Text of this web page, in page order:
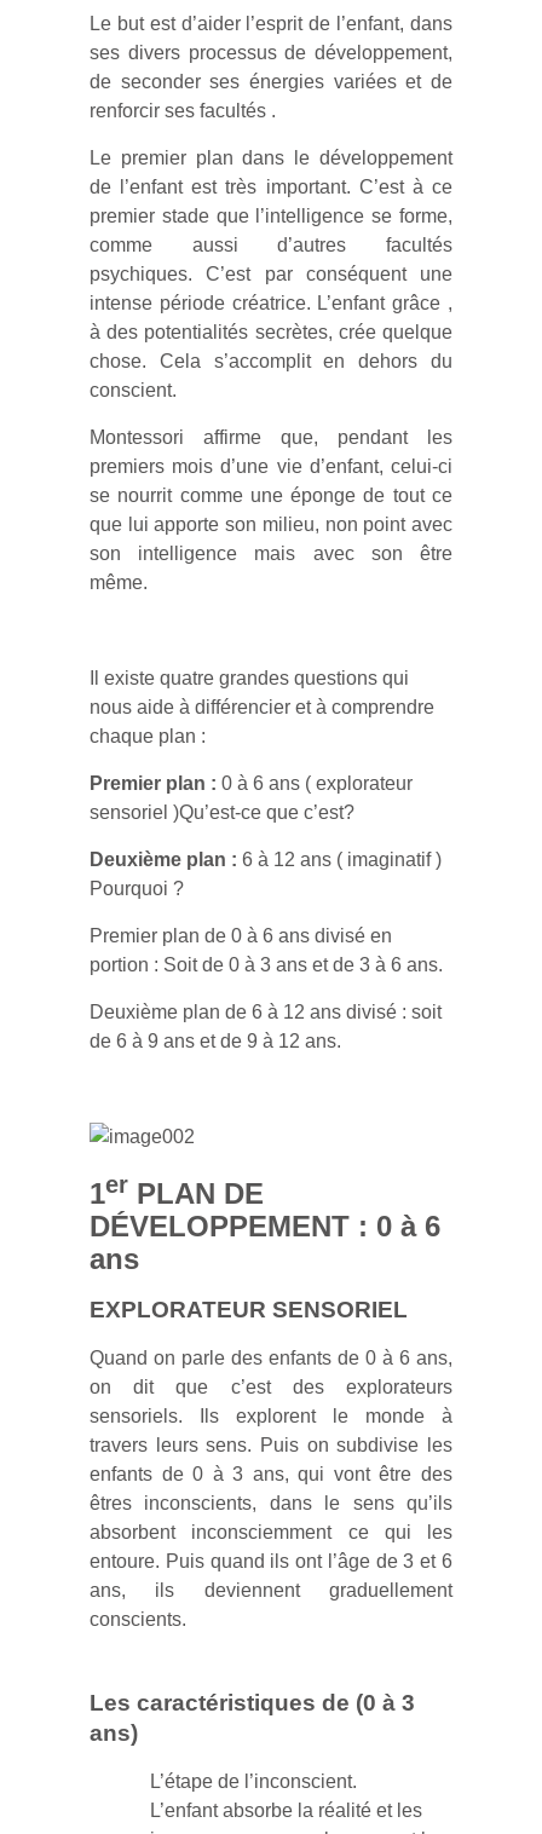
Le but est d’aider l’esprit de l’enfant, dans
ses divers processus de développement,
de seconder ses énergies variées et de
renforcir ses facultés .
Le premier plan dans le développement
de l’enfant est très important. C’est à ce
premier stade que l’intelligence se forme,
comme aussi d’autres facultés
psychiques. C’est par conséquent une
intense période créatrice. L’enfant grâce ,
à des potentialités secrètes, crée quelque
chose. Cela s’accomplit en dehors du
conscient.
Montessori affirme que, pendant les
premiers mois d’une vie d’enfant, celui-ci
se nourrit comme une éponge de tout ce
que lui apporte son milieu, non point avec
son intelligence mais avec son être
même.
Il existe quatre grandes questions qui
nous aide à différencier et à comprendre
chaque plan :
Premier plan : 0 à 6 ans ( explorateur
sensoriel )Qu’est-ce que c’est?
Deuxième plan : 6 à 12 ans ( imaginatif )
Pourquoi ?
Premier plan de 0 à 6 ans divisé en
portion : Soit de 0 à 3 ans et de 3 à 6 ans.
Deuxième plan de 6 à 12 ans divisé : soit
de 6 à 9 ans et de 9 à 12 ans.
1er PLAN DE
DÉVELOPPEMENT : 0 à 6
ans
EXPLORATEUR SENSORIEL
Quand on parle des enfants de 0 à 6 ans,
on dit que c’est des explorateurs
sensoriels. Ils explorent le monde à
travers leurs sens. Puis on subdivise les
enfants de 0 à 3 ans, qui vont être des
êtres inconscients, dans le sens qu’ils
absorbent inconsciemment ce qui les
entoure. Puis quand ils ont l’âge de 3 et 6
ans, ils deviennent graduellement
conscients.
Les caractéristiques de (0 à 3
ans)
L’étape de l’inconscient.
L’enfant absorbe la réalité et les